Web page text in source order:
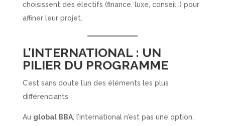
choisissent des électifs (finance, luxe, conseil…) pour
affiner leur projet.
L’INTERNATIONAL : UN
PILIER DU PROGRAMME
C’est sans doute l’un des éléments les plus
différenciants.
Au global BBA, l’international n’est pas une option.